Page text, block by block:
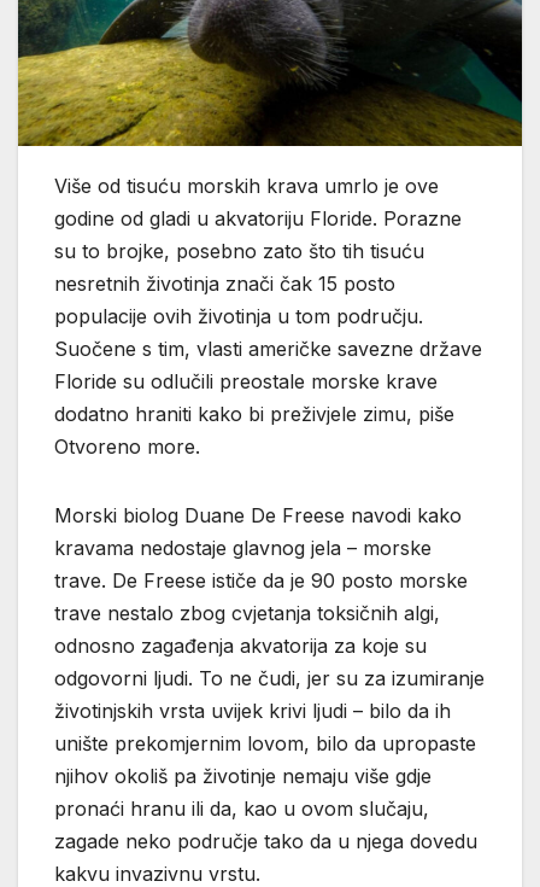
Više od tisuću morskih krava umrlo je ove
godine od gladi u akvatoriju Floride. Porazne
su to brojke, posebno zato što tih tisuću
nesretnih životinja znači čak 15 posto
populacije ovih životinja u tom području.
Suočene s tim, vlasti američke savezne države
Floride su odlučili preostale morske krave
dodatno hraniti kako bi preživjele zimu, piše
Otvoreno more.
Morski biolog Duane De Freese navodi kako
kravama nedostaje glavnog jela – morske
trave. De Freese ističe da je 90 posto morske
trave nestalo zbog cvjetanja toksičnih algi,
odnosno zagađenja akvatorija za koje su
odgovorni ljudi. To ne čudi, jer su za izumiranje
životinjskih vrsta uvijek krivi ljudi – bilo da ih
unište prekomjernim lovom, bilo da upropaste
njihov okoliš pa životinje nemaju više gdje
pronaći hranu ili da, kao u ovom slučaju,
zagade neko područje tako da u njega dovedu
kakvu invazivnu vrstu.